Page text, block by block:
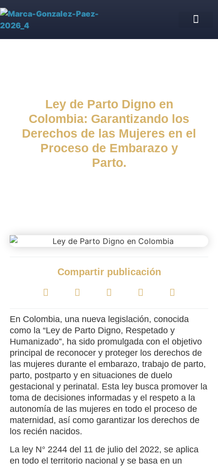
Ley de Parto Digno en
Colombia: Garantizando los
Derechos de las Mujeres en el
Proceso de Embarazo y
Parto.
Compartir publicación
En Colombia, una nueva legislación, conocida
como la “Ley de Parto Digno, Respetado y
Humanizado”, ha sido promulgada con el objetivo
principal de reconocer y proteger los derechos de
las mujeres durante el embarazo, trabajo de parto,
parto, postparto y en situaciones de duelo
gestacional y perinatal. Esta ley busca promover la
toma de decisiones informadas y el respeto a la
autonomía de las mujeres en todo el proceso de
maternidad, así como garantizar los derechos de
los recién nacidos.
La ley N° 2244 del 11 de julio del 2022, se aplica
en todo el territorio nacional y se basa en un